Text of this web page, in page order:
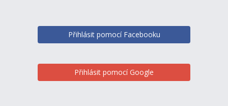
Přihlásit pomocí Facebooku
Přihlásit pomocí Google